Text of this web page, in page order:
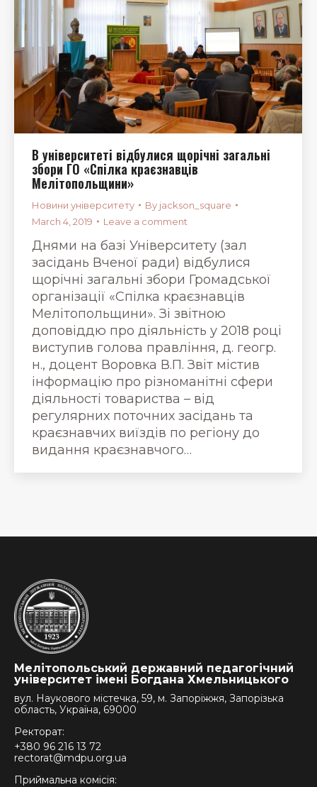
В університеті відбулися щорічні загальні
збори ГО «Спілка краєзнавців
Мелітопольщини»
Новини університету By jackson_square
March 4, 2019
Leave a comment
Днями на базі Університету (зал
засідань Вченої ради) відбулися
щорічні загальні збори Громадської
організації «Спілка краєзнавців
Мелітопольщини». Зі звітною
доповіддю про діяльність у 2018 році
виступив голова правління, д. геогр.
н., доцент Воровка В.П. Звіт містив
інформацію про різноманітні сфери
діяльності товариства – від
регулярних поточних засідань та
краєзнавчих виїздів по регіону до
видання краєзнавчого…
Мелітопольський державний педагогічний
університет імені Богдана Хмельницького
вул. Наукового містечка, 59, м. Запоріжжя, Запорізька
область, Україна, 69000
Ректорат:
+380 96 216 13 72
rectorat@mdpu.org.ua
Приймальна комісія: